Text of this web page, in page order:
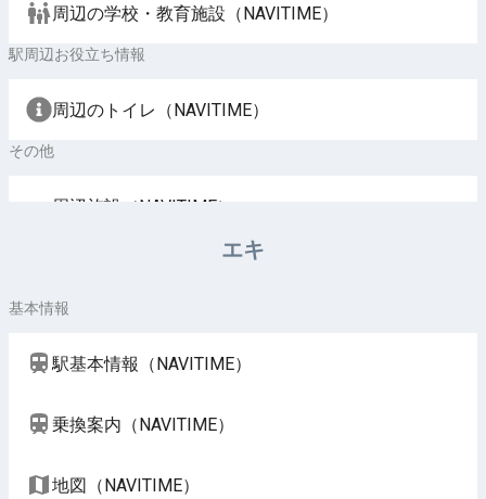
周辺の学校・教育施設（NAVITIME）
駅周辺お役立ち情報
周辺のトイレ（NAVITIME）
その他
周辺施設（NAVITIME）
エキ
基本情報
駅基本情報（NAVITIME）
乗換案内（NAVITIME）
地図（NAVITIME）